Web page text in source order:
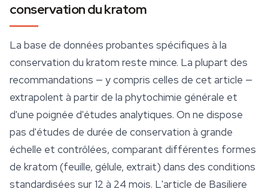
conservation du kratom
La base de données probantes spécifiques à la
conservation du kratom reste mince. La plupart des
recommandations — y compris celles de cet article —
extrapolent à partir de la phytochimie générale et
d'une poignée d'études analytiques. On ne dispose
pas d'études de durée de conservation à grande
échelle et contrôlées, comparant différentes formes
de kratom (feuille, gélule, extrait) dans des conditions
standardisées sur 12 à 24 mois. L'article de Basiliere